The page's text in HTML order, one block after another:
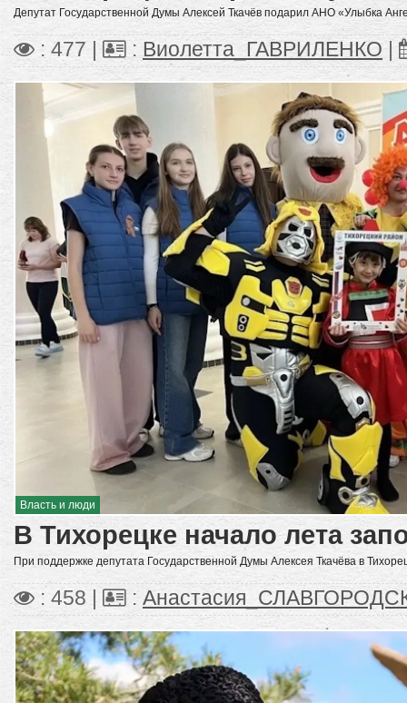
Депутат Государственной Думы Алексей Ткачёв подарил АНО «Улыбка
: 477 | : Виолетта_ГАВРИЛЕНКО|
Власть и люди
В Тихорецке начало лета
При поддержке депутата Государственной Думы Алексея Ткачёва в
: 458 | :